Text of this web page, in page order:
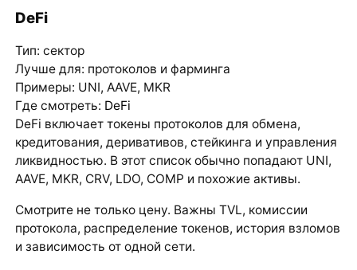
DeFi
Тип: сектор
Лучше для: протоколов и фарминга
Примеры: UNI, AAVE, MKR
Где смотреть: DeFi
DeFi включает токены протоколов для обмена,
кредитования, деривативов, стейкинга и управления
ликвидностью. В этот список обычно попадают UNI,
AAVE, MKR, CRV, LDO, COMP и похожие активы.
Смотрите не только цену. Важны TVL, комиссии
протокола, распределение токенов, история взломов
и зависимость от одной сети.